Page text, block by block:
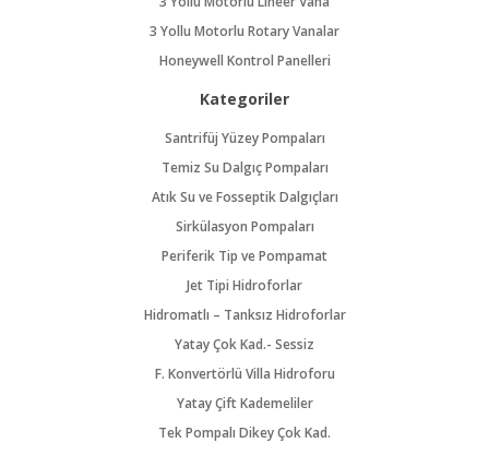
3 Yollu Motorlu Rotary Vanalar
Honeywell Kontrol Panelleri
Kategoriler
Santrifüj Yüzey Pompaları
Temiz Su Dalgıç Pompaları
Atık Su ve Fosseptik Dalgıçları
Sirkülasyon Pompaları
Periferik Tip ve Pompamat
Jet Tipi Hidroforlar
Hidromatlı – Tanksız Hidroforlar
Yatay Çok Kad.- Sessiz
F. Konvertörlü Villa Hidroforu
Yatay Çift Kademeliler
Tek Pompalı Dikey Çok Kad.